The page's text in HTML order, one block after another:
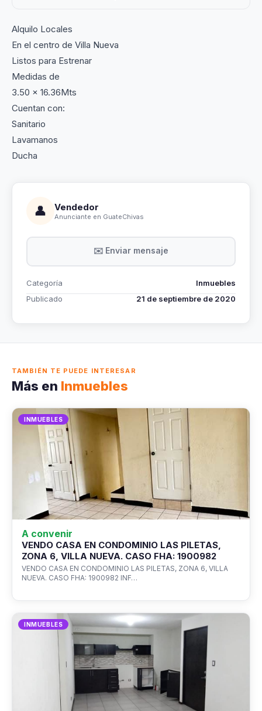
Alquilo Locales
En el centro de Villa Nueva
Listos para Estrenar
Medidas de
3.50 x 16.36Mts
Cuentan con:
Sanitario
Lavamanos
Ducha
👤 Vendedor
Anunciante en GuateChivas
✉️ Enviar mensaje
Categoría
Inmuebles
Publicado
21 de septiembre de 2020
TAMBIÉN TE PUEDE INTERESAR
Más en Inmuebles
INMUEBLES
A convenir
VENDO CASA EN CONDOMINIO LAS PILETAS,
ZONA 6, VILLA NUEVA. CASO FHA: 1900982
VENDO CASA EN CONDOMINIO LAS PILETAS, ZONA 6, VILLA
NUEVA. CASO FHA: 1900982 INF…
INMUEBLES